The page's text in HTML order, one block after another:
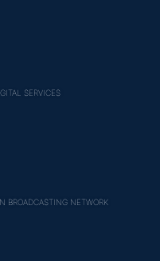
SERVICES
BROADCASTING NETWORK